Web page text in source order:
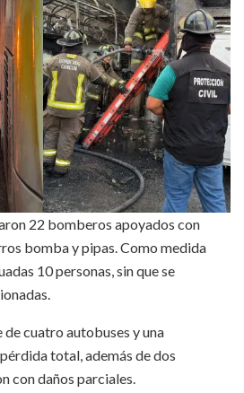
22 bomberos apoyados con
bomba y pipas. Como medida
10 personas, sin que se
cuatro autobuses y una
total, además de dos
con daños parciales.